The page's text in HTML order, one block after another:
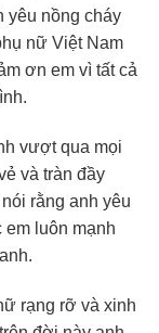
yêu nồng cháy
nữ Việt Nam
ơn em vì tất cả
vượt qua mọi
và tràn đầy
rằng anh yêu
luôn mạnh
rạng rỡ và xinh